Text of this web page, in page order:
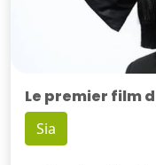
Le premier film
Sia